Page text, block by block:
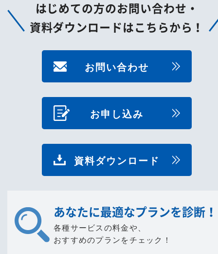
はじめての方のお問い合わせ・
資料ダウンロードはこちらから！
お問い合わせ
お申し込み
資料ダウンロード
あなたに最適なプランを診断！
各種サービスの料金や、
おすすめのプランをチェック！